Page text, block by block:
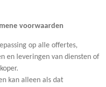
voorwaarden
op alle offertes,
en leveringen van diensten of
kan alleen als dat